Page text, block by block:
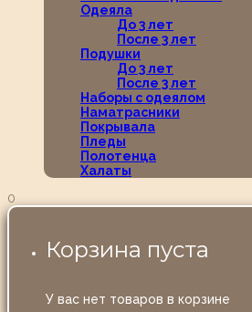
Одеяла
До 3 лет
После 3 лет
Подушки
До 3 лет
После 3 лет
Наборы с одеялом
Наматрасники
Покрывала
Пледы
Полотенца
Халаты
0
Корзина пуста
У вас нет товаров в корзине